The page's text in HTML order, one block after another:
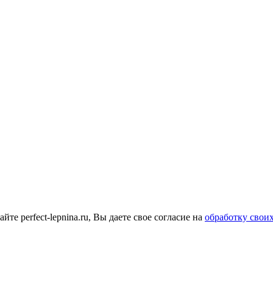
perfect-lepnina.ru, Вы даете свое согласие на обработку